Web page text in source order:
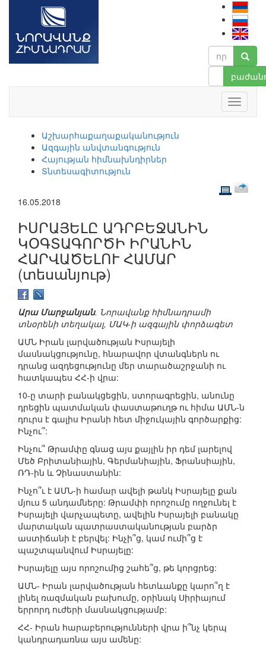
Աշխարհաքաղաքականություն
Ազգային անվտանգություն
Հայության հիմնախնդիրներ
Տնտեսագիտություն
16.05.2018
ԻՍՐԱՅԵԼԸ ԱԴՐԲԵՋԱՆԻՆ
ԿՕԳՏԱԳՈՐԾԻ ԻՐԱՆԻՆ
ՀԱՐՎԱԾԵԼՈՒ ՀԱՄԱՐ
(տեսանյութ)
Արա Մարջանյան. Նորավանք հիմնադրամի
տնօրենի տեղակալ, ՄԱԿ-ի ազգային փորձագետ
ԱՄՆ Իրան լարվածության Իսրայելի
մասնակցությունը, հնարավոր վտանգներն ու
դրանց ազդեցությունը մեր տարածաշրջանի ու
հատկապես ՀՀ-ի վրա:
10-ը տարի բանակցեցին, ստորագրեցին, անունը
դրեցին պատմական փաստաթուղթ ու հիմա ԱՄՆ-ն
դուրս է գալիս Իրանի հետ միջուկային գործարքից:
Ինչու՞:
Ինչու՞ Թրամփը գնաց այս քայլին իր դեմ լարելով
Մեծ Բրիտանիային, Գերմանիային, Ֆրանսիային,
ՌԴ-ին և Չինաստանին:
Ինչո՞ւ է ԱՄՆ-ի համար ավելի թանկ Իսրայելը քան
մյուս 5 անդամները: Թրամփի որոշումը ողջունել է
Իսրայելի վարչապետը, ավելին Իսրայելի բանակը
մարտական պատրաստականության բարձր
աստիճանի է բերվել: Ինչի՞ց, կամ ումի՞ց է
պաշտպանվում Իսրայելը:
Իսրայելը այս որոշումից շահե՞ց, թե կորցրեց:
ԱՄՆ- Իրան լարվածության հետևանքը կարո՞ղ է
լինել ռազմական բախումը, օրինակ Սիրիայում
երրորդ ուժերի մասնակցությամբ:
ՀՀ- Իրան հարաբերությունների վրա ի՞նչ կերպ
կանդրադառնա այս ամենը: